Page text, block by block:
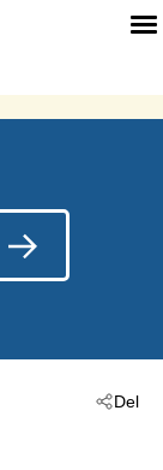
Del